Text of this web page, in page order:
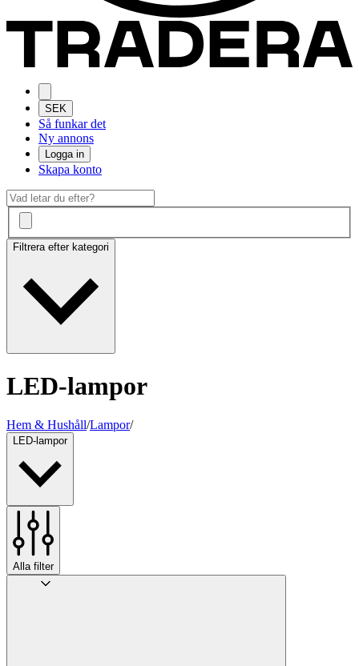
SEK
Så funkar det
Ny annons
Logga in
Skapa konto
Filtrera efter kategori
LED-lampor
Hem & Hushåll/Lampor/
LED-lampor
Alla filter